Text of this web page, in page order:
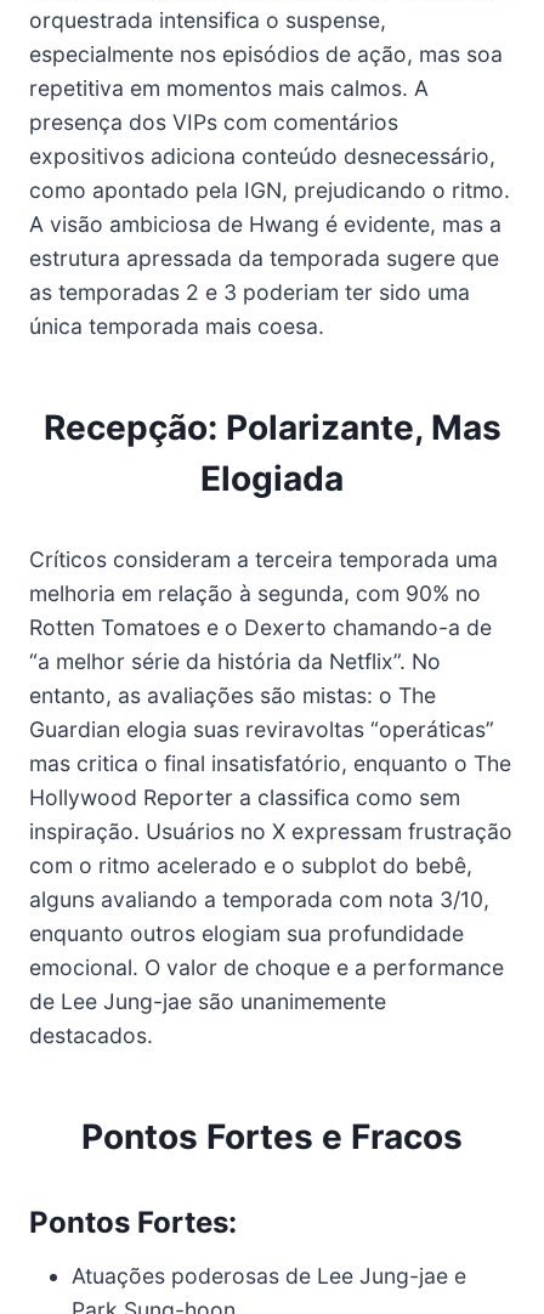
orquestrada intensifica o suspense,
especialmente nos episódios de ação, mas soa
repetitiva em momentos mais calmos. A
presença dos VIPs com comentários
expositivos adiciona conteúdo desnecessário,
como apontado pela IGN, prejudicando o ritmo.
A visão ambiciosa de Hwang é evidente, mas a
estrutura apressada da temporada sugere que
as temporadas 2 e 3 poderiam ter sido uma
única temporada mais coesa.
Recepção: Polarizante, Mas
Elogiada
Críticos consideram a terceira temporada uma
melhoria em relação à segunda, com 90% no
Rotten Tomatoes e o Dexerto chamando-a de
“a melhor série da história da Netflix”. No
entanto, as avaliações são mistas: o The
Guardian elogia suas reviravoltas “operáticas”
mas critica o final insatisfatório, enquanto o The
Hollywood Reporter a classifica como sem
inspiração. Usuários no X expressam frustração
com o ritmo acelerado e o subplot do bebê,
alguns avaliando a temporada com nota 3/10,
enquanto outros elogiam sua profundidade
emocional. O valor de choque e a performance
de Lee Jung-jae são unanimemente
destacados.
Pontos Fortes e Fracos
Pontos Fortes:
Atuações poderosas de Lee Jung-jae e